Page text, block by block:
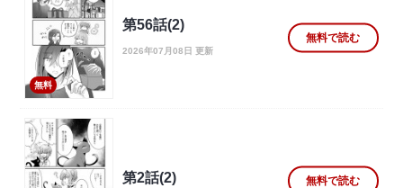
無料
第56話(2)
2026年07月08日 更新
無料で読む
第2話(2) 無料で読む